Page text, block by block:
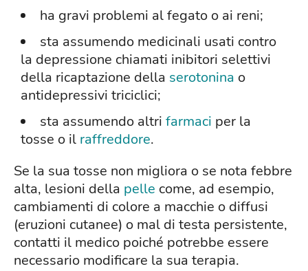
ha gravi problemi al fegato o ai reni;
sta assumendo medicinali usati contro
la depressione chiamati inibitori selettivi
della ricaptazione della serotonina o
antidepressivi triciclici;
sta assumendo altri farmaci per la
tosse o il raffreddore.
Se la sua tosse non migliora o se nota febbre
alta, lesioni della pelle come, ad esempio,
cambiamenti di colore a macchie o diffusi
(eruzioni cutanee) o mal di testa persistente,
contatti il medico poiché potrebbe essere
necessario modificare la sua terapia.